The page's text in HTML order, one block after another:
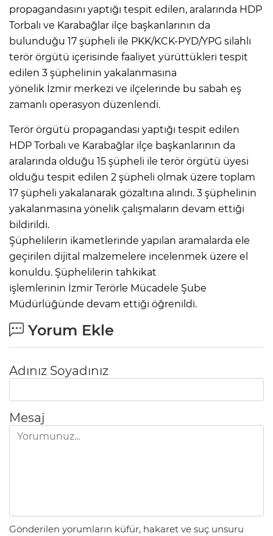
propagandasını yaptığı tespit edilen, aralarında HDP
Torbalı ve Karabağlar ilçe başkanlarının da
bulunduğu 17 şüpheli ile PKK/KCK-PYD/YPG silahlı
terör örgütü içerisinde faaliyet yürüttükleri tespit
edilen 3 şüphelinin yakalanmasına
yönelik İzmir merkezi ve ilçelerinde bu sabah eş
zamanlı operasyon düzenlendi.
Terör örgütü propagandası yaptığı tespit edilen
HDP Torbalı ve Karabağlar ilçe başkanlarının da
aralarında olduğu 15 şüpheli ile terör örgütü üyesi
olduğu tespit edilen 2 şüpheli olmak üzere toplam
17 şüpheli yakalanarak gözaltına alındı. 3 şüphelinin
yakalanmasına yönelik çalışmaların devam ettiği
bildirildi.
Şüphelilerin ikametlerinde yapılan aramalarda ele
geçirilen dijital malzemelere incelenmek üzere el
konuldu. Şüphelilerin tahkikat
işlemlerinin İzmir Terörle Mücadele Şube
Müdürlüğünde devam ettiği öğrenildi.
Yorum Ekle
Adınız Soyadınız
Mesaj
Gönderilen yorumların küfür, hakaret ve suç unsuru